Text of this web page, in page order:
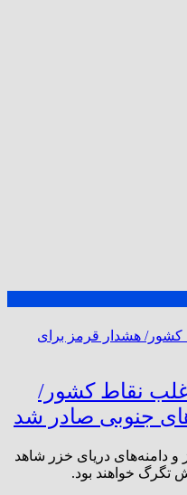
نقاط کشور/
جنوبی صادر شد
دامنه‌های دریای خزر شاهد
تگرگ خواهند بود.